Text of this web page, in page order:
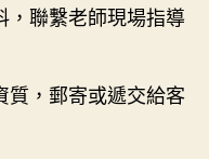
，聯繫老師現場指導
質，郵寄或遞交給客